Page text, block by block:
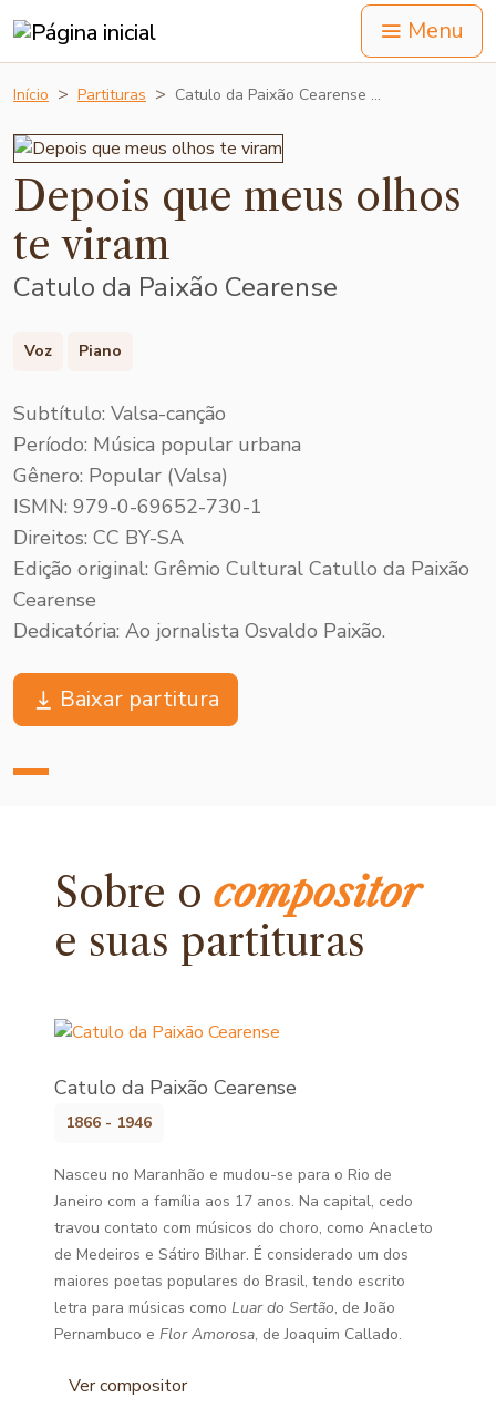
Menu
Início Partituras Catulo da Paixão Cearense …
Depois que meus olhos
te viram
Catulo da Paixão Cearense
Voz Piano
Subtítulo: Valsa-canção
Período: Música popular urbana
Gênero: Popular (Valsa)
ISMN: 979-0-69652-730-1
Direitos: CC BY-SA
Edição original: Grêmio Cultural Catullo da Paixão
Cearense
Dedicatória: Ao jornalista Osvaldo Paixão.
Baixar partitura
Sobre ocompositor
e suas partituras
Catulo da Paixão Cearense
1866 - 1946
Nasceu no Maranhão e mudou-se para o Rio de
Janeiro com a família aos 17 anos. Na capital, cedo
travou contato com músicos do choro, como Anacleto
de Medeiros e Sátiro Bilhar. É considerado um dos
maiores poetas populares do Brasil, tendo escrito
letra para músicas comoLuar do Sertão, de João
Pernambuco eFlor Amorosa, de Joaquim Callado.
Ver compositor